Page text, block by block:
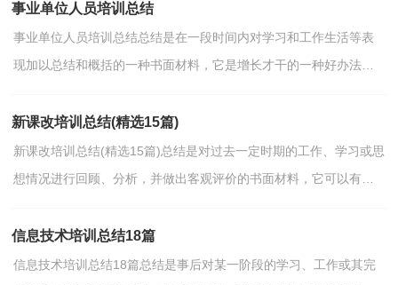
事业单位人员培训总结
事业单位人员培训总结总结是在一段时间内对学习和工作生活等表
现加以总结和概括的一种书面材料，它是增长才干的一种好办法，
新课改培训总结(精选15篇)
新课改培训总结(精选15篇)总结是对过去一定时期的工作、学习或思
想情况进行回顾、分析，并做出客观评价的书面材料，它可以有效
信息技术培训总结18篇
信息技术培训总结18篇总结是事后对某一阶段的学习、工作或其完